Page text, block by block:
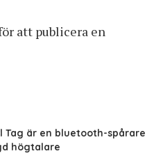
att publicera en
Tag är en bluetooth-spårare
högtalare